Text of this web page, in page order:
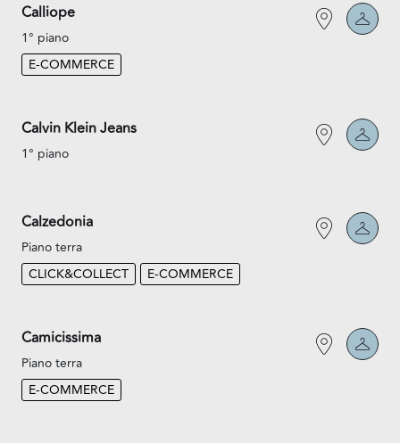
Calliope
1° piano
E-COMMERCE
Calvin Klein Jeans
1° piano
Calzedonia
Piano terra
CLICK&COLLECT
E-COMMERCE
Camicissima
Piano terra
E-COMMERCE